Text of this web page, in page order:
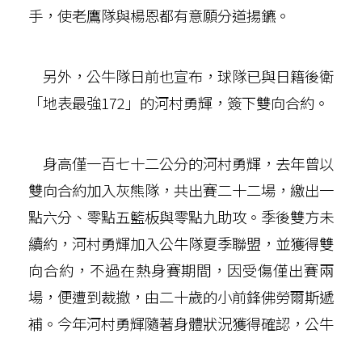
手，使老鷹隊與楊恩都有意願分道揚鑣。
另外，公牛隊日前也宣布，球隊已與日籍後衛
「地表最強172」的河村勇輝，簽下雙向合約。
身高僅一百七十二公分的河村勇輝，去年曾以
雙向合約加入灰熊隊，共出賽二十二場，繳出一
點六分、零點五籃板與零點九助攻。季後雙方未
續約，河村勇輝加入公牛隊夏季聯盟，並獲得雙
向合約，不過在熱身賽期間，因受傷僅出賽兩
場，便遭到裁撤，由二十歲的小前鋒佛勞爾斯遞
補。今年河村勇輝隨著身體狀況獲得確認，公牛